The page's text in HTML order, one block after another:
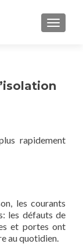
rapidement
les courants
les défauts de
et portes ont
au quotidien.